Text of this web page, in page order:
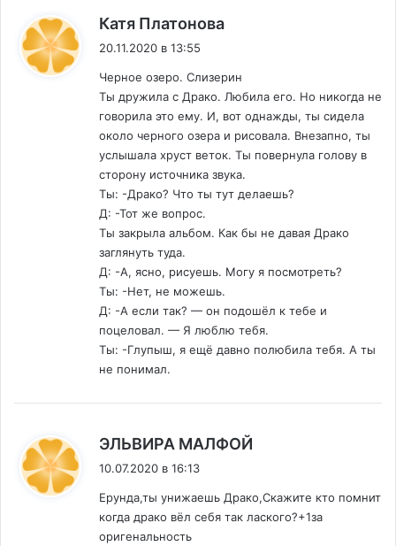
Катя Платонова
20.11.2020 в 13:55
Черное озеро. Слизерин
Ты дружила с Драко. Любила его. Но никогда не
говорила это ему. И, вот однажды, ты сидела
около черного озера и рисовала. Внезапно, ты
услышала хруст веток. Ты повернула голову в
сторону источника звука.
Ты: -Драко? Что ты тут делаешь?
Д: -Тот же вопрос.
Ты закрыла альбом. Как бы не давая Драко
заглянуть туда.
Д: -А, ясно, рисуешь. Могу я посмотреть?
Ты: -Нет, не можешь.
Д: -А если так? — он подошёл к тебе и
поцеловал. — Я люблю тебя.
Ты: -Глупыш, я ещё давно полюбила тебя. А ты
не понимал.
ЭЛЬВИРА МАЛФОЙ
10.07.2020 в 16:13
Ерунда,ты унижаешь Драко,Скажите кто помнит
когда драко вёл себя так лаского?+1за
оригенальность